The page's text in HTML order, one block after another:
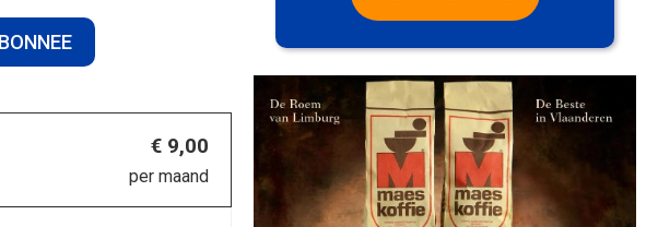
€ 9,00
per maand